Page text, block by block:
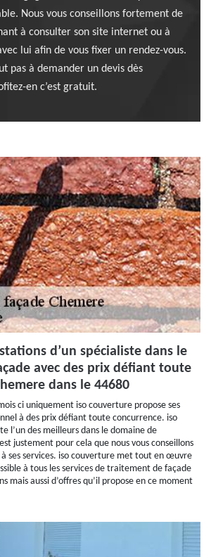
Nous vous conseillons fortement de
à consulter son site internet ou à
lui afin de vous fixer un rendez-vous.
pas à demander un devis dès
en c’est gratuit.
d’un spécialiste dans le
avec des prix défiant toute
dans le 44680
ci uniquement iso couverture propose ses
à des prix défiant toute concurrence. iso
l’un des meilleurs dans le domaine de
justement pour cela que nous vous conseillons
ses services. iso couverture met tout en œuvre
à tous les services de traitement de façade
mais aussi d’offres qu’il propose en ce moment